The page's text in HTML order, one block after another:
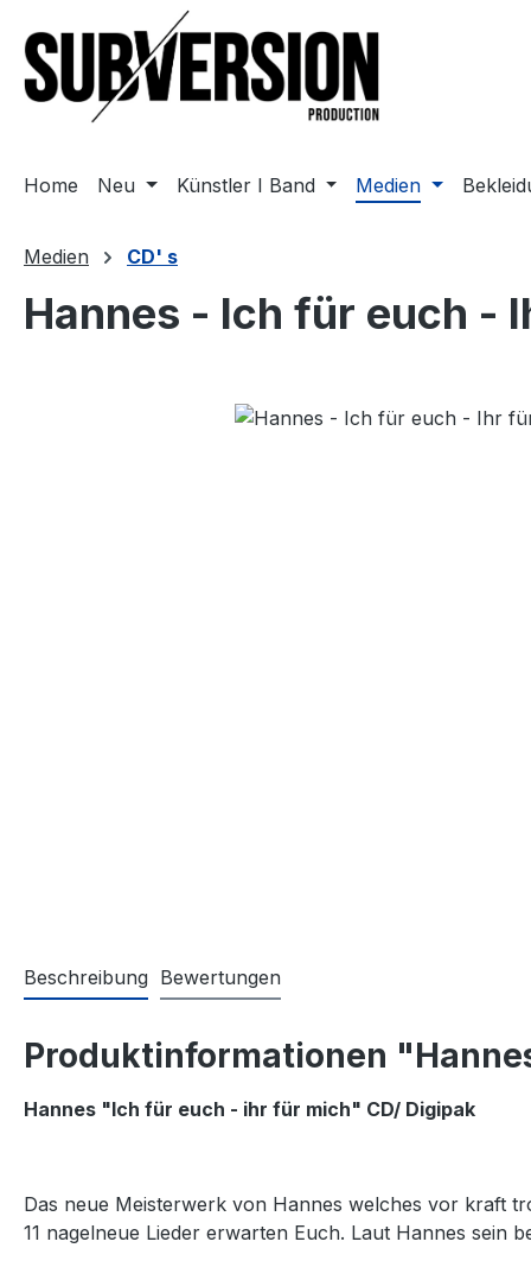
Hauptinhalt springen
Zur Suche springen
Zur Hauptnavigation springen
Home Neu Künstler I Band Medien
Medien CD' s
Hannes - Ich für euch -
Bildergalerie überspringen
Beschreibung Bewertungen
Produktinformationen
Hannes "Ich für euch - ihr für mich" CD/ Digipak
Das neue Meisterwerk von Hannes welches vor kraft
11 nagelneue Lieder erwarten Euch. Laut Hannes sein